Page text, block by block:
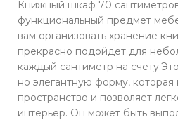
Книжный шкаф 70
функциональный предмет
вам организовать хранение
прекрасно подойдет для
каждый сантиметр на
но элегантную форму,
пространство и позволяет
интерьер. Он может быть